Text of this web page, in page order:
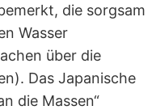
die sorgsam
Wasser
über die
Das Japanische
die Massen“